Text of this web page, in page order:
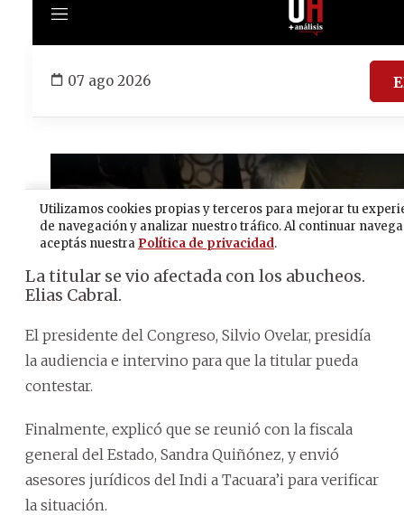
La titular se vio afectada con los abucheos.
Elias Cabral.
El presidente del Congreso, Silvio Ovelar, presidía
la audiencia e intervino para que la titular pueda
contestar.
Finalmente, explicó que se reunió con la fiscala
general del Estado, Sandra Quiñónez, y envió
asesores jurídicos del Indi a Tacuara’i para verificar
la situación.